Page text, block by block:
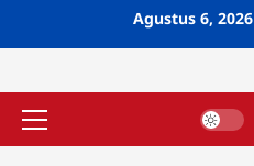
Agustus 6, 2026
Primary